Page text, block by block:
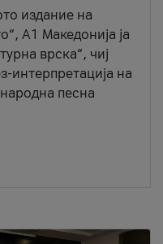
издание на
А1 Македонија ја
врска“, чиј
интерпретација на
песна